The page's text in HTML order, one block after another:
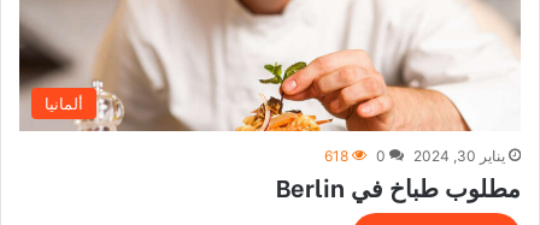
ألمانيا
يناير 30, 2024 0
618
مطلوب طباخ في Berlin